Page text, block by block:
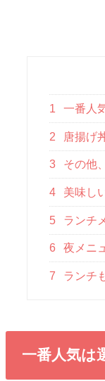
1 一番人
2 唐揚げ
3 その他
4 美味し
5 ランチ
6 夜メニ
7 ランチ
一番人気は